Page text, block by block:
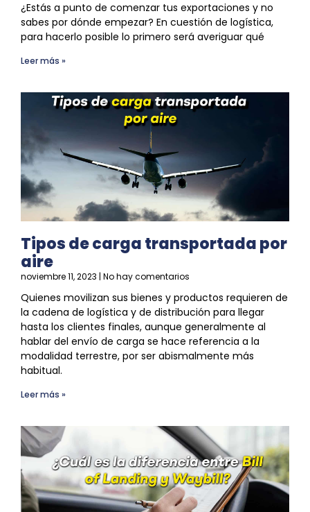
¿Estás a punto de comenzar tus exportaciones y no
sabes por dónde empezar? En cuestión de logística,
para hacerlo posible lo primero será averiguar qué
Leer más »
Tipos de carga transportada por
aire
noviembre 11, 2023 No hay comentarios
Quienes movilizan sus bienes y productos requieren de
la cadena de logística y de distribución para llegar
hasta los clientes finales, aunque generalmente al
hablar del envío de carga se hace referencia a la
modalidad terrestre, por ser abismalmente más
habitual.
Leer más »